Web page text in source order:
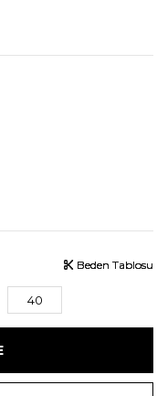
40
Beden Tablosu
Beden Tablosu
Beden Tablosu